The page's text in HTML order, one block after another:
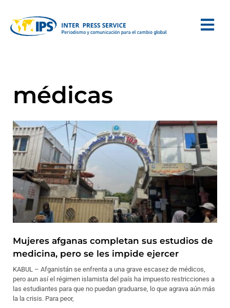
médicas
Mujeres afganas completan sus estudios de
medicina, pero se les impide ejercer
KABUL – Afganistán se enfrenta a una grave escasez de médicos,
pero aun así el régimen islamista del país ha impuesto restricciones a
las estudiantes para que no puedan graduarse, lo que agrava aún más
la la crisis. Para peor,